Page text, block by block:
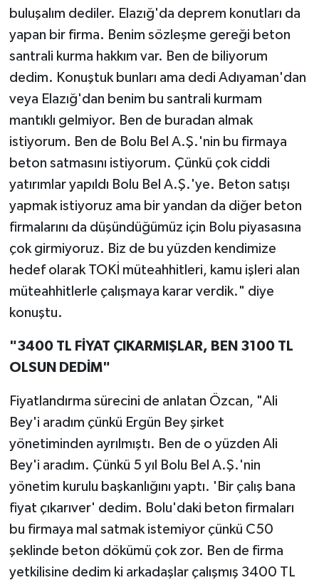
buluşalım dediler. Elazığ'da deprem konutları da
yapan bir firma. Benim sözleşme gereği beton
santrali kurma hakkım var. Ben de biliyorum
dedim. Konuştuk bunları ama dedi Adıyaman'dan
veya Elazığ'dan benim bu santrali kurmam
mantıklı gelmiyor. Ben de buradan almak
istiyorum. Ben de Bolu Bel A.Ş.'nin bu firmaya
beton satmasını istiyorum. Çünkü çok ciddi
yatırımlar yapıldı Bolu Bel A.Ş.'ye. Beton satışı
yapmak istiyoruz ama bir yandan da diğer beton
firmalarını da düşündüğümüz için Bolu piyasasına
çok girmiyoruz. Biz de bu yüzden kendimize
hedef olarak TOKİ müteahhitleri, kamu işleri alan
müteahhitlerle çalışmaya karar verdik." diye
konuştu.
"3400 TL FİYAT ÇIKARMIŞLAR, BEN 3100 TL
OLSUN DEDİM"
Fiyatlandırma sürecini de anlatan Özcan, "Ali
Bey'i aradım çünkü Ergün Bey şirket
yönetiminden ayrılmıştı. Ben de o yüzden Ali
Bey'i aradım. Çünkü 5 yıl Bolu Bel A.Ş.'nin
yönetim kurulu başkanlığını yaptı. 'Bir çalış bana
fiyat çıkarıver' dedim. Bolu'daki beton firmaları
bu firmaya mal satmak istemiyor çünkü C50
şeklinde beton dökümü çok zor. Ben de firma
yetkilisine dedim ki arkadaşlar çalışmış 3400 TL